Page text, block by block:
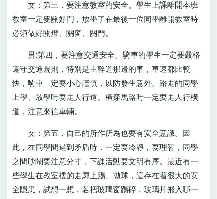
女：第三，要注意教室的安全。學生上課離開本班
教室一定要關好門，放學了在最後一位同學離開教室時
必須做好關燈、關窗、關門。
男:第四，要注意交通安全。騎車的學生一定要嚴格
遵守交通規則，特別是主幹道那邊的車，車速都比較
快，騎車一定要小心謹慎，以防發生意外。路走的同學
上學、放學時要走人行道、橫穿馬路時一定要走人行橫
道，注意來往車輛。
女：第五，自己的所作所為也要有安全意識。因
此，在同學間遇到矛盾時，一定要冷靜，要理智，同學
之間吵鬧要注意分寸，下課活動要文明有序。最近有一
些學生在教室樓的走廓上踢、拋球，這存在着很大的安
全隱患，試想一想，若把玻璃窗踢碎，玻璃片飛入哪一